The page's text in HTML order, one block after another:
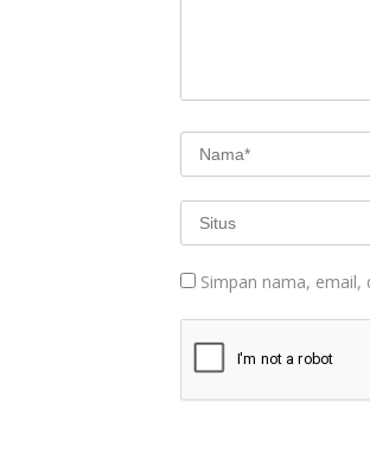
Simpan nama,